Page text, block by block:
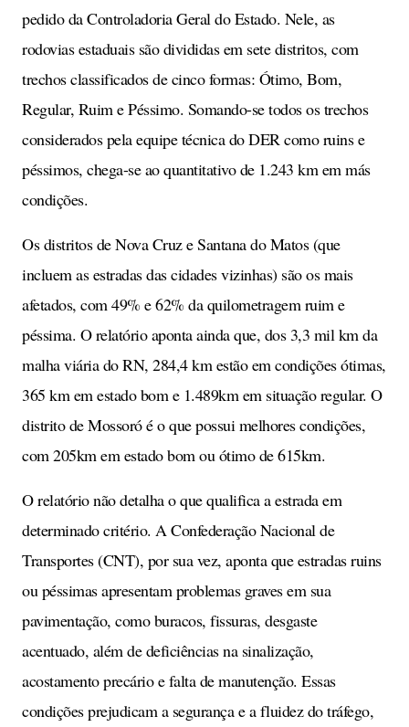
pedido da Controladoria Geral do Estado. Nele, as
rodovias estaduais são divididas em sete distritos, com
trechos classificados de cinco formas: Ótimo, Bom,
Regular, Ruim e Péssimo. Somando-se todos os trechos
considerados pela equipe técnica do DER como ruins e
péssimos, chega-se ao quantitativo de 1.243 km em más
condições.
Os distritos de Nova Cruz e Santana do Matos (que
incluem as estradas das cidades vizinhas) são os mais
afetados, com 49% e 62% da quilometragem ruim e
péssima. O relatório aponta ainda que, dos 3,3 mil km da
malha viária do RN, 284,4 km estão em condições ótimas,
365 km em estado bom e 1.489km em situação regular. O
distrito de Mossoró é o que possui melhores condições,
com 205km em estado bom ou ótimo de 615km.
O relatório não detalha o que qualifica a estrada em
determinado critério. A Confederação Nacional de
Transportes (CNT), por sua vez, aponta que estradas ruins
ou péssimas apresentam problemas graves em sua
pavimentação, como buracos, fissuras, desgaste
acentuado, além de deficiências na sinalização,
acostamento precário e falta de manutenção. Essas
condições prejudicam a segurança e a fluidez do tráfego,